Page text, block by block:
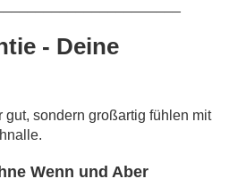
- Deine
gut, sondern großartig fühlen mit
Wenn und Aber